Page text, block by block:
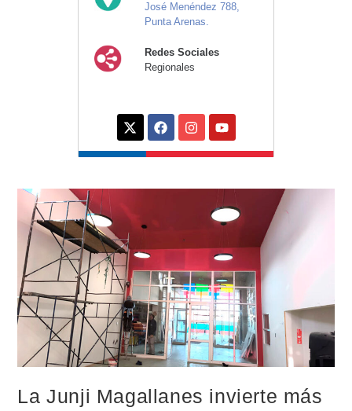
José Menéndez 788,
Punta Arenas.
Redes Sociales
Regionales
La Junji Magallanes invierte más